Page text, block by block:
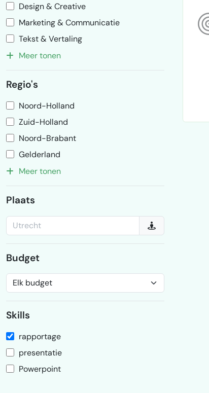
Design & Creative
Marketing & Communicatie
Tekst & Vertaling
Meer tonen
Regio's
Noord-Holland
Zuid-Holland
Noord-Brabant
Gelderland
Meer tonen
Plaats
Budget
Skills
rapportage
presentatie
Powerpoint